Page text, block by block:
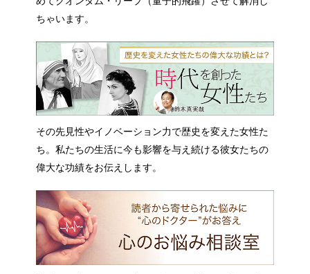
ちゃいます。
その先見性やイノベーション力で歴史を変えた女性た
ち。私たちの生活に今も影響を与え続ける彼女たちの
偉大な功績をお伝えします。